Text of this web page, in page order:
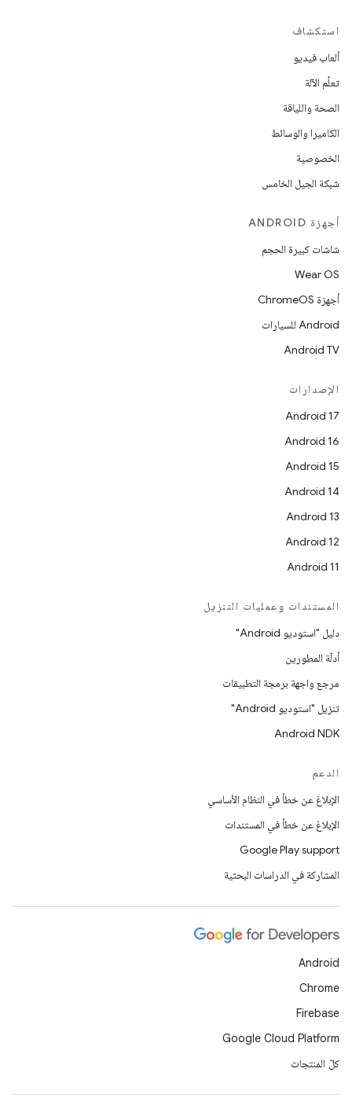
استكشاف
ألعاب فيديو
تعلُم الآلة
الصحة واللياقة
الكاميرا والوسائط
الخصوصية
شبكة الجيل الخامس
أجهزة ANDROID
شاشات كبيرة الحجم
Wear OS
أجهزة ChromeOS
Android للسيارات
Android TV
الإصدارات
Android 17
Android 16
Android 15
Android 14
Android 13
Android 12
Android 11
المستندات وعمليات التنزيل
دليل "استوديو Android"
أدلّة المطورين
مرجع واجهة برمجة التطبيقات
تنزيل "استوديو Android"
Android NDK
الدعم
الإبلاغ عن خطأ في النظام الأساسي
الإبلاغ عن خطأ في المستندات
Google Play support
المشاركة في الدراسات البحثية
Android
Chrome
Firebase
Google Cloud Platform
كلّ المنتجات